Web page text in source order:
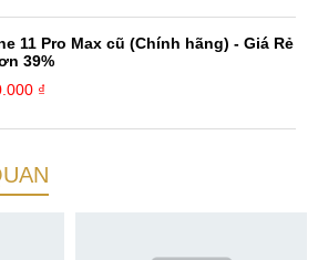
11 Pro Max cũ (Chính hãng) - Giá Rẻ
39%
₫